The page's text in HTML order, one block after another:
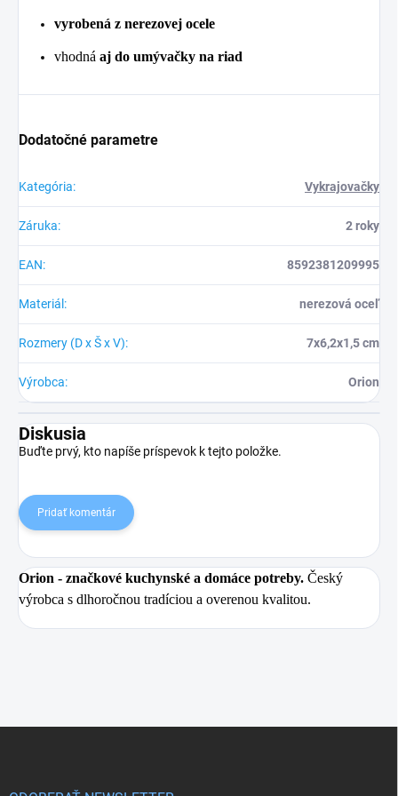
vyrobená z nerezovej ocele
vhodná aj do umývačky na riad
Dodatočné parametre
Kategória: Vykrajovačky
Záruka: 2 roky
EAN: 8592381209995
Materiál : nerezová oceľ
Rozmery (D x Š x V): 7x6,2x1,5 cm
Výrobca: Orion
Diskusia
Buďte prvý, kto napíše príspevok k tejto položke.
Pridať komentár
Orion - značkové kuchynské a domáce potreby. Český
výrobca s dlhoročnou tradíciou a overenou kvalitou.